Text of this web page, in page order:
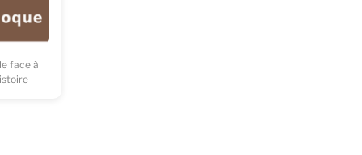
face à